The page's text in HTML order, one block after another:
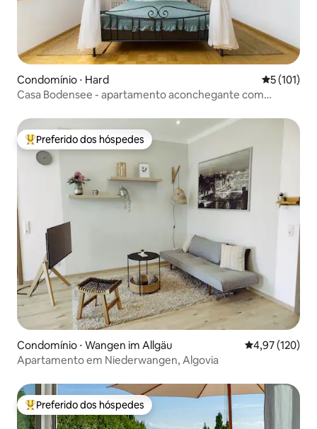
Condomínio ⋅ Hard 5 de uma
5 (101)
Casa Bodensee - apartamento aconchegante com
Entre os melhores preferidos dos hóspedes
Preferido dos hóspedes
Condomínio ⋅ Wangen im Allgäu 4,97 de uma
4,97 (120)
Apartamento em Niederwangen, Algovia
Entre os melhores preferidos dos hóspedes
Preferido dos hóspedes